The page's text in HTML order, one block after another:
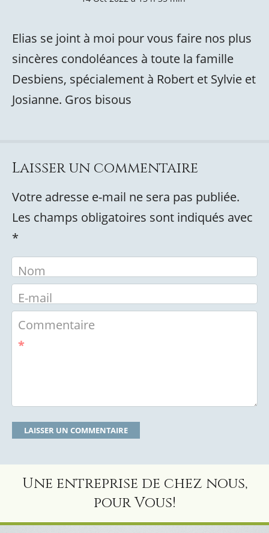
Elias se joint à moi pour vous faire nos plus
sincères condoléances à toute la famille
Desbiens, spécialement à Robert et Sylvie et
Josianne. Gros bisous
Laisser un commentaire
Votre adresse e-mail ne sera pas publiée.
Les champs obligatoires sont indiqués avec
*
Nom
E-mail
Commentaire
*
Une entreprise de chez nous,
pour Vous!